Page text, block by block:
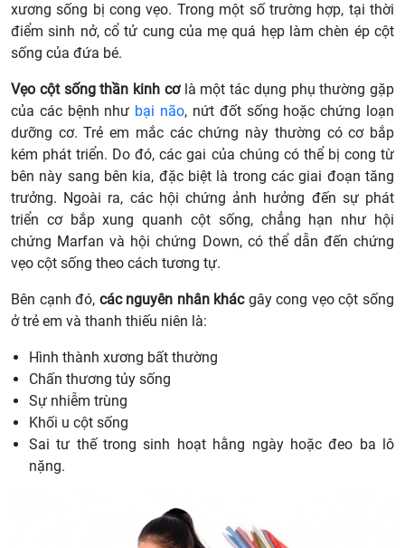
xương sống bị cong vẹo. Trong một số trường hợp, tại thời
điểm sinh nở, cổ tử cung của mẹ quá hẹp làm chèn ép cột
sống của đứa bé.
Vẹo cột sống thần kinh cơlà một tác dụng phụ thường gặp
của các bệnh như bại não, nứt đốt sống hoặc chứng loạn
dưỡng cơ. Trẻ em mắc các chứng này thường có cơ bắp
kém phát triển. Do đó, các gai của chúng có thể bị cong từ
bên này sang bên kia, đặc biệt là trong các giai đoạn tăng
trưởng. Ngoài ra, các hội chứng ảnh hưởng đến sự phát
triển cơ bắp xung quanh cột sống, chẳng hạn như hội
chứng Marfan và hội chứng Down, có thể dẫn đến chứng
vẹo cột sống theo cách tương tự.
Bên cạnh đó, các nguyên nhân khácgây cong vẹo cột sống
ở trẻ em và thanh thiếu niên là:
Hình thành xương bất thường
Chấn thương tủy sống
Sự nhiễm trùng
Khối u cột sống
Sai tư thế trong sinh hoạt hằng ngày hoặc đeo ba lô
nặng.